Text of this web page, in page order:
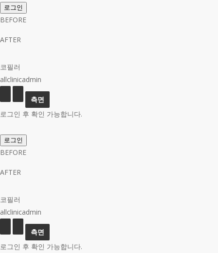
로그인
BEFORE
AFTER
코필러
allclinicadmin
로그인 후 확인 가능합니다.
로그인
BEFORE
AFTER
코필러
allclinicadmin
로그인 후 확인 가능합니다.